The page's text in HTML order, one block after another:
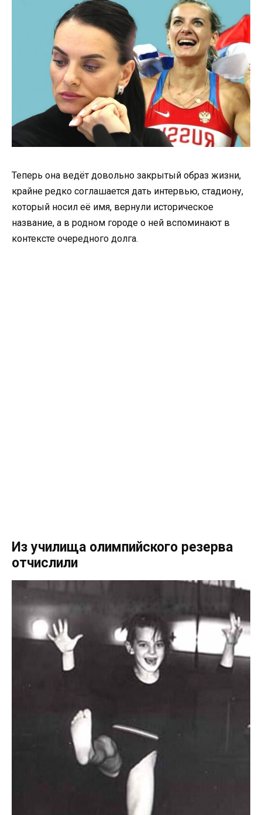
Теперь она ведёт довольно закрытый образ жизни,
крайне редко соглашается дать интервью, стадиону,
который носил её имя, вернули историческое
название, а в родном городе о ней вспоминают в
контексте очередного долга.
Из училища олимпийского резерва
отчислили